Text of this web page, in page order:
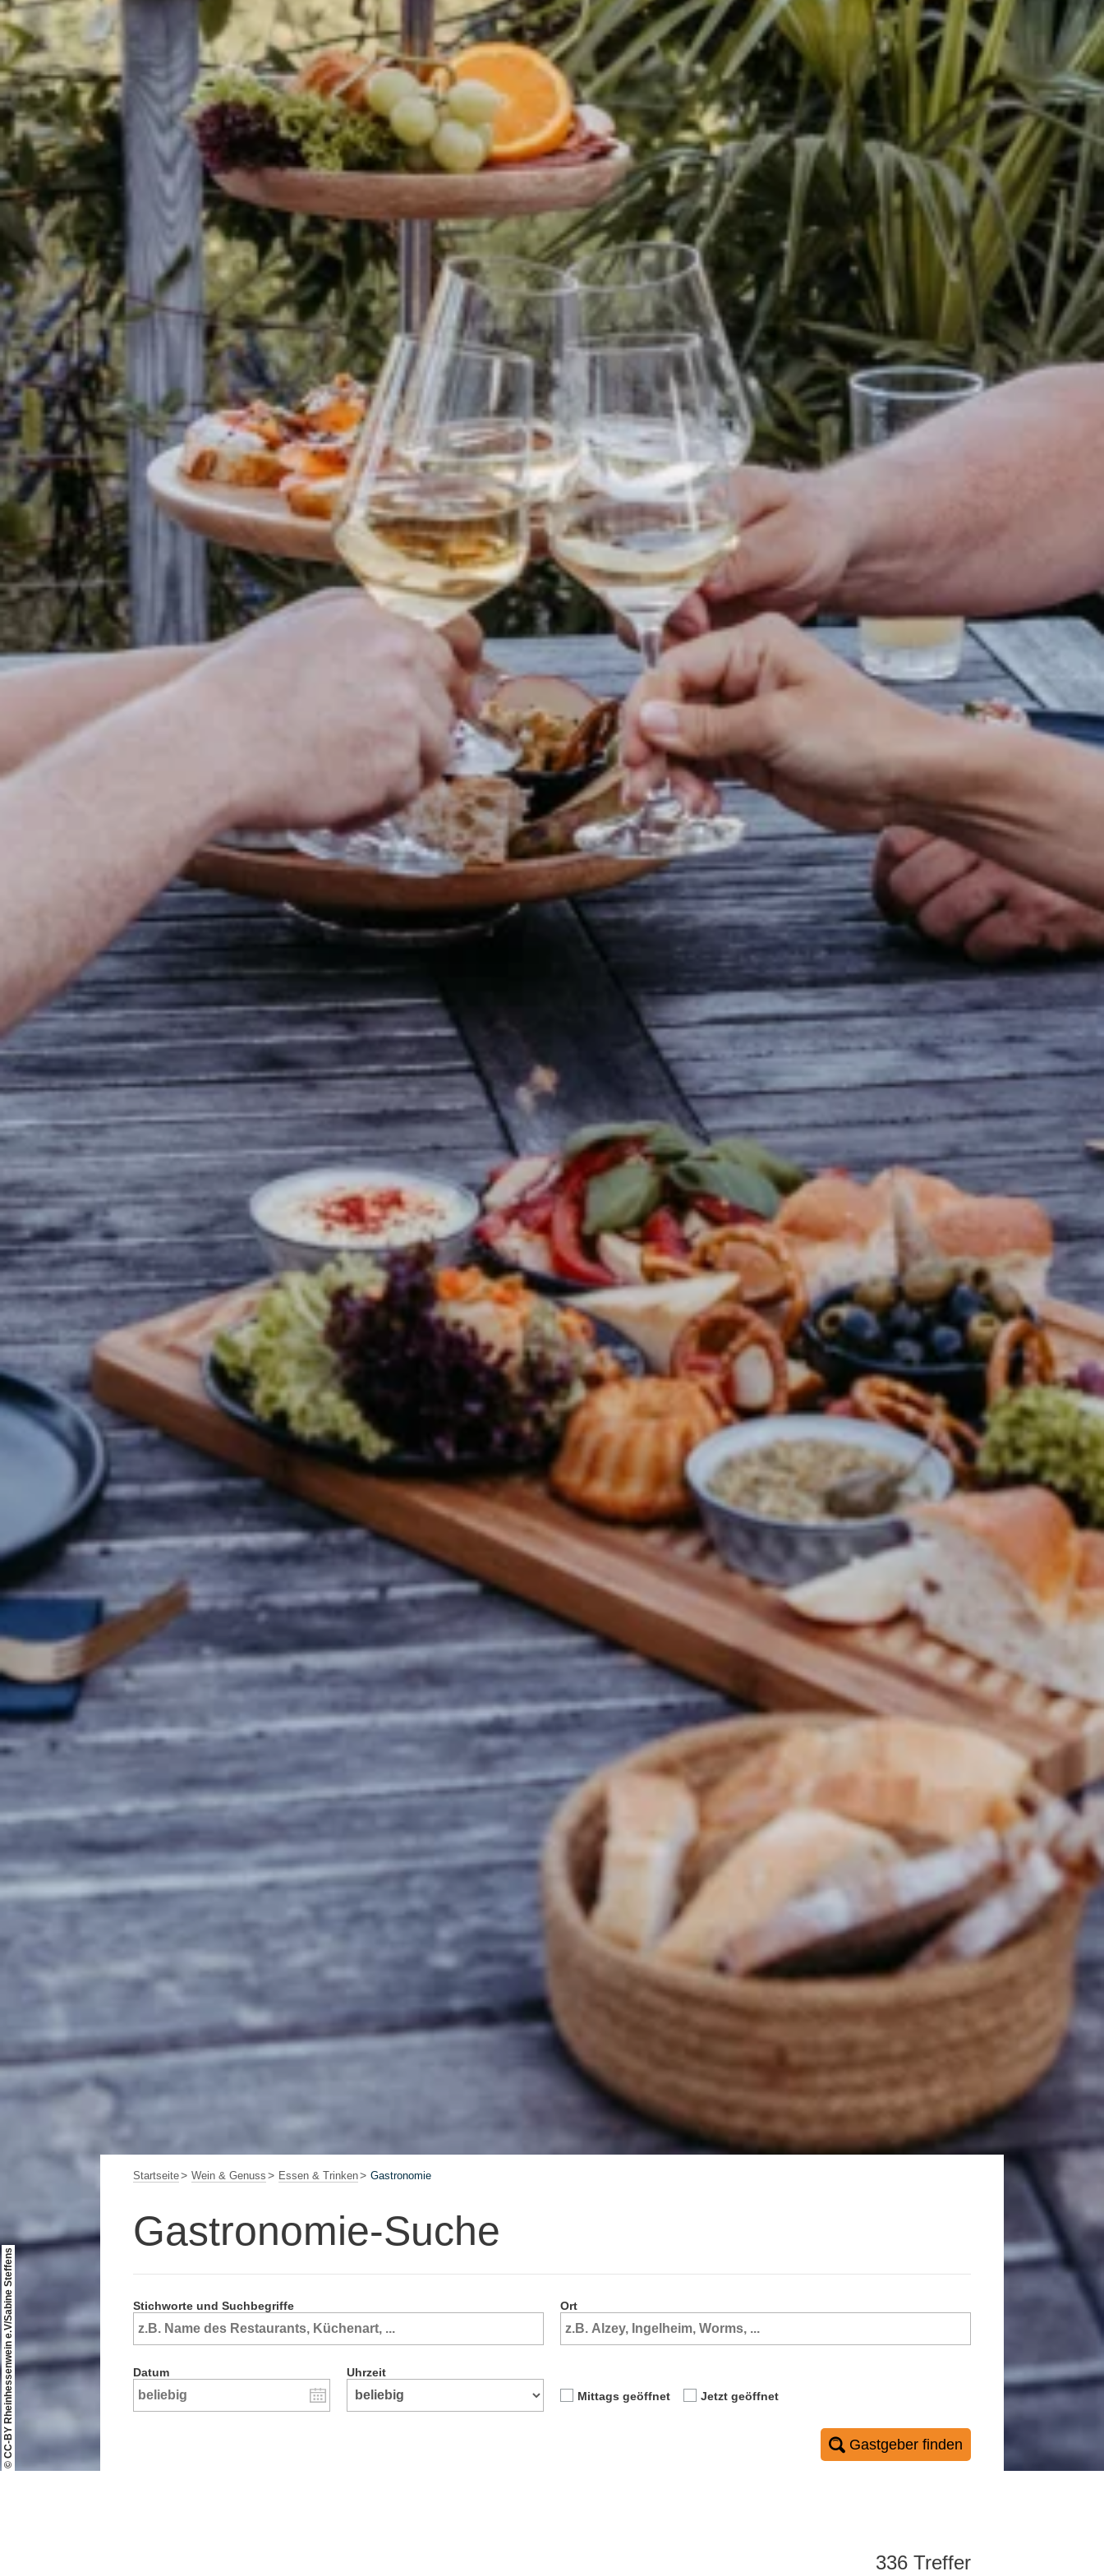
© CC-BY Rheinhessenwein e.V/Sabine Steffens
Startseite Wein & Genuss Essen & Trinken Gastronomie
Gastronomie-Suche
Stichworte und Suchbegriffe Ort
Datum
Uhrzeit
Mittags geöffnet
Jetzt geöffnet
Gastgeber finden
336 Treffer